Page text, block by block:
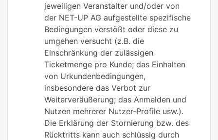
jeweiligen Veranstalter und/oder von
der NET-UP AG aufgestellte spezifische
Bedingungen verstößt oder diese zu
umgehen versucht (z.B. die
Einschränkung der zulässigen
Ticketmenge pro Kunde; das Einhalten
von Urkundenbedingungen,
insbesondere das Verbot zur
Weiterveräußerung; das Anmelden und
Nutzen mehrerer Nutzer-Profile usw.).
Die Erklärung der Stornierung bzw. des
Rücktritts kann auch schlüssig durch